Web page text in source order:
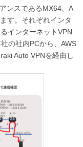
ンスであるMX64、A
す。それぞれインタ
インターネットVPN
の社内PCから、AWS
Auto VPNを経由し